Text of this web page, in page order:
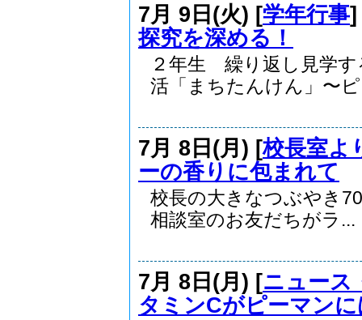
7月 9日(火) [学年行事
探究を深める！
２年生 繰り返し見学
活「まちたんけん」〜
7月 8日(月) [校長室よ
ーの香りに包まれて
校長の大きなつぶや
相談室のお友だちがラ...
7月 8日(月) [ニュース
タミンCがピーマン